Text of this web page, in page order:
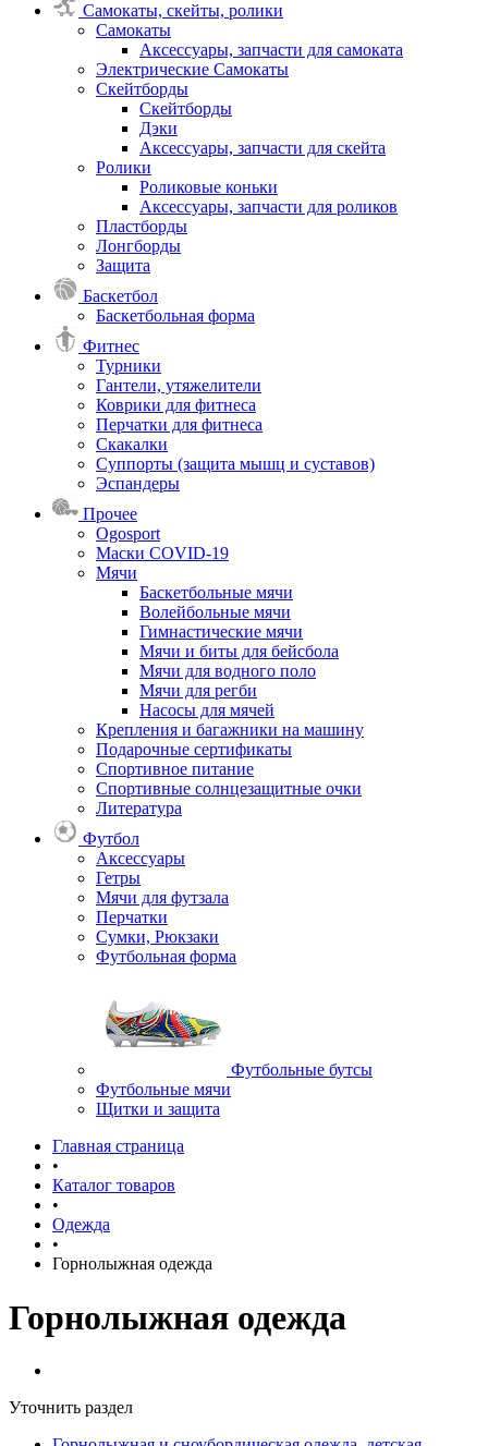
Самокаты, скейты, ролики
Самокаты
Аксессуары, запчасти для самоката
Электрические Самокаты
Скейтборды
Скейтборды
Дэки
Аксессуары, запчасти для скейта
Ролики
Роликовые коньки
Аксессуары, запчасти для роликов
Пластборды
Лонгборды
Защита
Баскетбол
Баскетбольная форма
Фитнес
Турники
Гантели, утяжелители
Коврики для фитнеса
Перчатки для фитнеса
Скакалки
Суппорты (защита мышц и суставов)
Эспандеры
Прочее
Ogosport
Маски COVID-19
Мячи
Баскетбольные мячи
Волейбольные мячи
Гимнастические мячи
Мячи и биты для бейсбола
Мячи для водного поло
Мячи для регби
Насосы для мячей
Крепления и багажники на машину
Подарочные сертификаты
Спортивное питание
Спортивные солнцезащитные очки
Литература
Футбол
Аксессуары
Гетры
Мячи для футзала
Перчатки
Сумки, Рюкзаки
Футбольная форма
Футбольные бутсы
Футбольные мячи
Щитки и защита
Главная страница
•
Каталог товаров
•
Одежда
•
Горнолыжная одежда
Горнолыжная одежда
Уточнить раздел